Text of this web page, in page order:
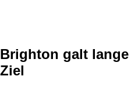
Brighton galt
Ziel